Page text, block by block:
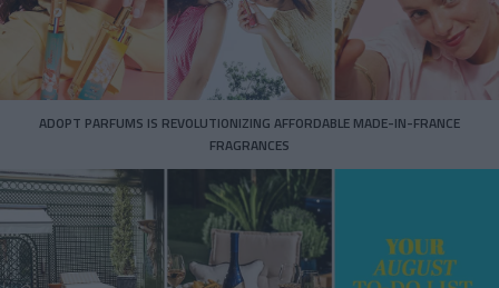
ADOPT PARFUMS IS REVOLUTIONIZING AFFORDABLE MADE-IN-FRANCE
FRAGRANCES